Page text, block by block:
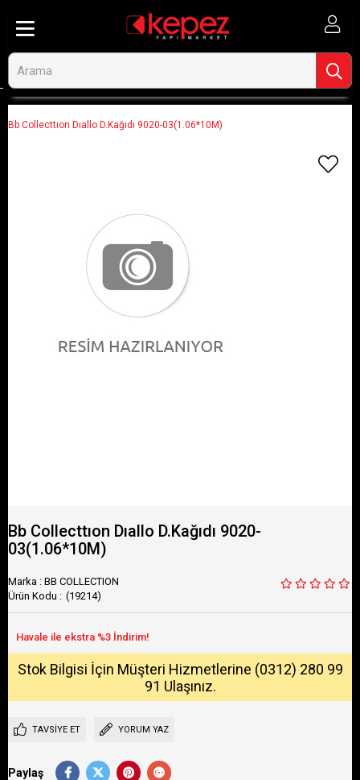
Bb Collecttıon Dıallo D.Kağıdı 9020-03(1.06*10M)
Bb Collecttıon Dıallo D.Kağıdı 9020-
03(1.06*10M)
Marka : BB COLLECTION
(19214)
Stok Bilgisi İçin Müşteri Hizmetlerine (0312) 280 99
91 Ulaşınız.
TAVSIYE ET YORUM YAZ
Paylaş